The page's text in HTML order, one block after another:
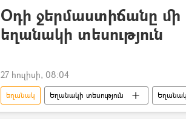
Օդի ջերմաստիճանը
եղանակի տեսություն
27 հուլիսի, 08:04
եղանակ Եղանակի տեսություն
Քամի
Անձրև տեղումներ